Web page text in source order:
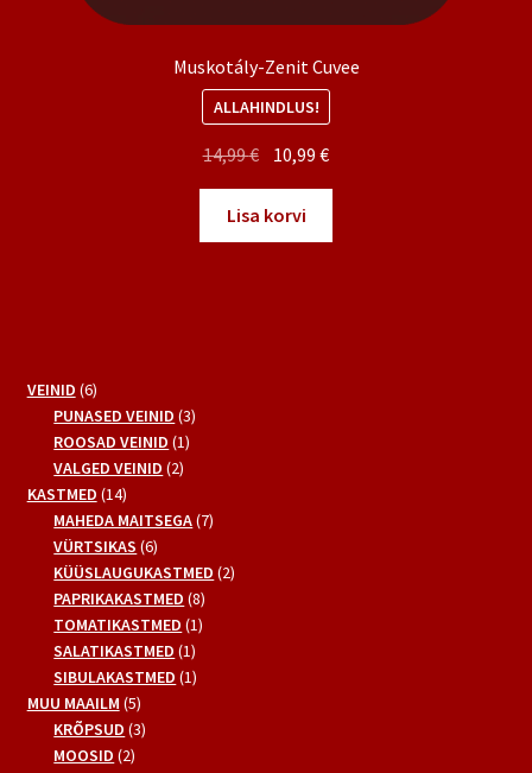
Muskotály-Zenit Cuvee
ALLAHINDLUS!
14,99€ Algne
hind
oli:
14,99 €.
10,99€Praegune
hind
10,99 €.
Lisa korvi
VEINID 66
toodet
PUNASED VEINID 33
ROOSAD VEINID 11
VALGED VEINID 22
KASTMED 1414
toodet
MAHEDA MAITSEGA 77
VÜRTSIKAS 66
toodet
KÜÜSLAUGUKASTMED 22
PAPRIKAKASTMED 88
toodet
TOMATIKASTMED 11
SALATIKASTMED 11
toode
SIBULAKASTMED 11
MUU MAAILM 55
toodet
KRÕPSUD 33
MOOSID 22